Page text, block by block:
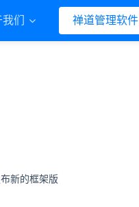
们 禅道管理软件
新的框架版